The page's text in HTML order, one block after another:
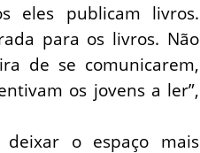
eles publicam livros.
para os livros. Não
de se comunicarem,
os jovens a ler”,
o espaço mais